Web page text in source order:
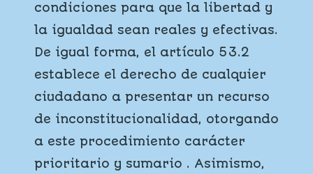
condiciones para que la libertad y
la igualdad sean reales y efectivas.
De igual forma, el artículo 53.2
establece el derecho de cualquier
ciudadano a presentar un recurso
de inconstitucionalidad, otorgando
a este procedimiento carácter
prioritario y sumario . Asimismo,